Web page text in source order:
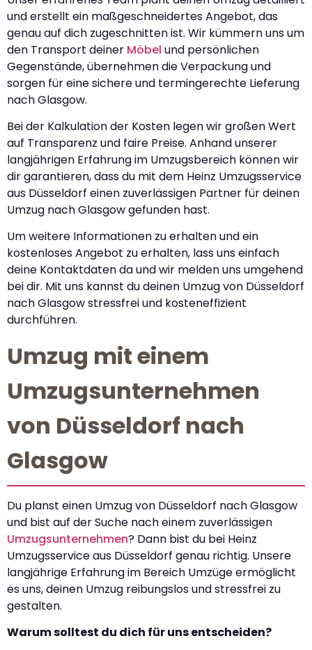
und erstellt ein maßgeschneidertes Angebot, das
genau auf dich zugeschnitten ist. Wir kümmern uns um
den Transport deiner Möbel und persönlichen
Gegenstände, übernehmen die Verpackung und
sorgen für eine sichere und termingerechte Lieferung
nach Glasgow.
Bei der Kalkulation der Kosten legen wir großen Wert
auf Transparenz und faire Preise. Anhand unserer
langjährigen Erfahrung im Umzugsbereich können wir
dir garantieren, dass du mit dem Heinz Umzugsservice
aus Düsseldorf einen zuverlässigen Partner für deinen
Umzug nach Glasgow gefunden hast.
Um weitere Informationen zu erhalten und ein
kostenloses Angebot zu erhalten, lass uns einfach
deine Kontaktdaten da und wir melden uns umgehend
bei dir. Mit uns kannst du deinen Umzug von Düsseldorf
nach Glasgow stressfrei und kosteneffizient
durchführen.
Umzug mit einem
Umzugsunternehmen
von Düsseldorf nach
Glasgow
Du planst einen Umzug von Düsseldorf nach Glasgow
und bist auf der Suche nach einem zuverlässigen
Umzugsunternehmen? Dann bist du bei Heinz
Umzugsservice aus Düsseldorf genau richtig. Unsere
langjährige Erfahrung im Bereich Umzüge ermöglicht
es uns, deinen Umzug reibungslos und stressfrei zu
gestalten.
Warum solltest du dich für uns entscheiden?